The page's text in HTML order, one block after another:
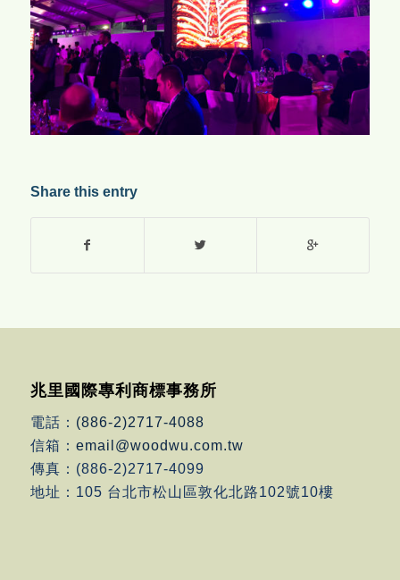
Share this entry
兆里國際專利商標事務所
電話： (886-2)2717-4088
信箱： email@woodwu.com.tw
傳真：(886-2)2717-4099
地址：105 台北市松山區敦化北路102號10樓